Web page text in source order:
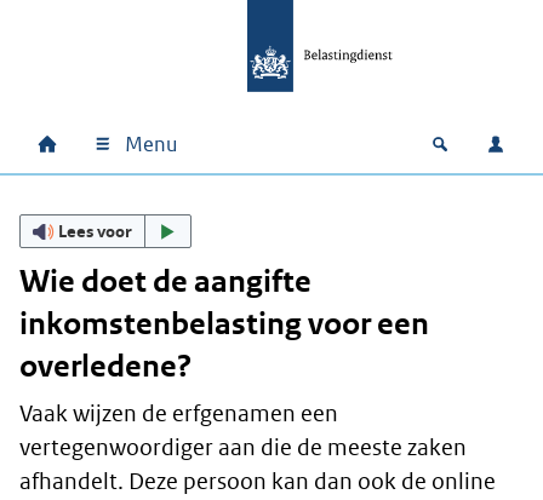
Hoofdnavigatie
Home Menu Open
Lees voor
Wie doet de aangifte
inkomstenbelasting voor een
overledene?
Vaak wijzen de erfgenamen een
vertegenwoordiger aan die de meeste zaken
afhandelt. Deze persoon kan dan ook de online